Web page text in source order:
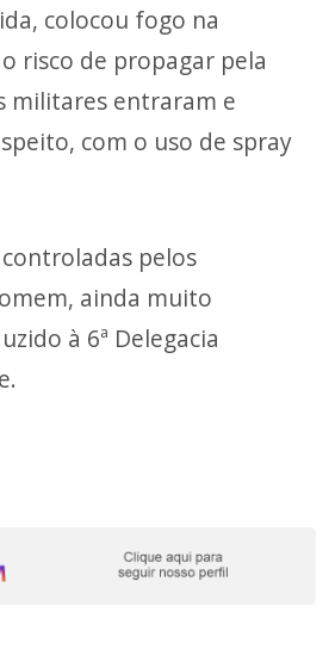
colocou fogo na
risco de propagar pela
militares entraram e
com o uso de spray
pelos
ainda muito
à 6ª Delegacia